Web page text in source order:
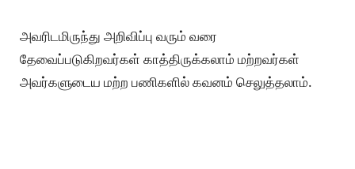
அவரிடமிருந்து அறிவிப்பு வரும் வரை
தேவைப்படுகிறவர்கள் காத்திருக்கலாம் மற்றவர்கள்
அவர்களுடைய மற்ற பணிகளில் கவனம் செலுத்தலாம்.